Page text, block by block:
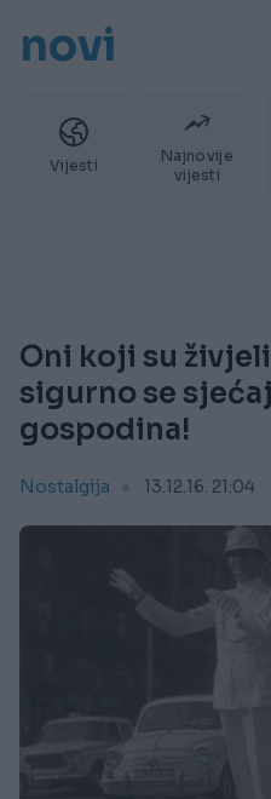
novi
Vijesti
Najnovije
vijesti
Oni koji su
sigurno se
gospodina!
Nostalgija 13.12.16. 21:04